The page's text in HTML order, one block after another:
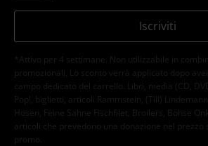
Iscriviti
*Attivo per 4 settimane. Non utilizzabile in
promozionali. Lo sconto verrà applicato dopo
campo dedicato del carrello. Libri, media (CD,
Pop!, biglietti, articoli Rammstein, (Till)
Hosen, Feine Sahne Fischfilet, Broilers, Böhse
articoli che prevedono una donazione nel prezzo
promo.